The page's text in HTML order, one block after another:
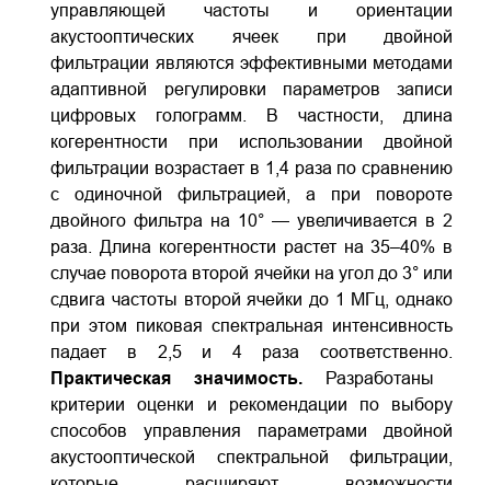
управляющей частоты и ориентации
акустооптических ячеек при двойной
фильтрации являются эффективными методами
адаптивной регулировки параметров записи
цифровых голограмм. В частности, длина
когерентности при использовании двойной
фильтрации возрастает в 1,4 раза по сравнению
с одиночной фильтрацией, а при повороте
двойного фильтра на 10° — увеличивается в 2
раза. Длина когерентности растет на 35–40% в
случае поворота второй ячейки на угол до 3° или
сдвига частоты второй ячейки до 1 МГц, однако
при этом пиковая спектральная интенсивность
падает в 2,5 и 4 раза соответственно.
Практическая значимость.
Разработаны
критерии оценки и рекомендации по выбору
способов управления параметрами двойной
акустооптической спектральной фильтрации,